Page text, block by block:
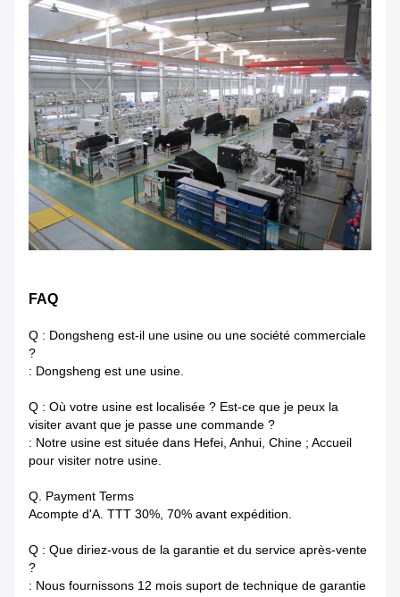
FAQ
Q : Dongsheng est-il une usine ou une société commerciale
?
: Dongsheng est une usine.
Q : Où votre usine est localisée ? Est-ce que je peux la
visiter avant que je passe une commande ?
: Notre usine est située dans Hefei, Anhui, Chine ; Accueil
pour visiter notre usine.
Q. Payment Terms
Acompte d'A. TTT 30%, 70% avant expédition.
Q : Que diriez-vous de la garantie et du service après-vente
?
: Nous fournissons 12 mois suport de technique de garantie